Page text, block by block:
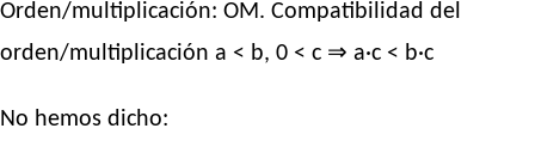
Orden/multiplicación: OM. Compatibilidad del
orden/multiplicación a < b, 0 < c ⇒ a·c < b·c
No hemos dicho: